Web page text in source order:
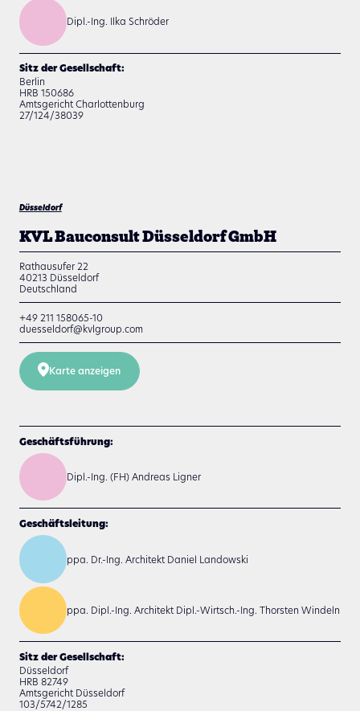
Dipl.-Ing. Ilka Schröder
Sitz der Gesellschaft:
Berlin
HRB 150686
Amtsgericht Charlottenburg
27/124/38039
Düsseldorf
KVL Bauconsult Düsseldorf GmbH
Rathausufer 22
40213 Düsseldorf
Deutschland
+49 211 158065-10
duesseldorf@kvlgroup.com
Karte anzeigen
Geschäftsführung:
Dipl.-Ing. (FH) Andreas Ligner
Geschäftsleitung:
ppa. Dr.-Ing. Architekt Daniel Landowski
ppa. Dipl.-Ing. Architekt Dipl.-Wirtsch.-Ing. Thorsten Windeln
Sitz der Gesellschaft:
Düsseldorf
HRB 82749
Amtsgericht Düsseldorf
103/5742/1285